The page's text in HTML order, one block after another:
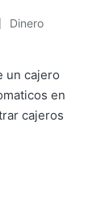
Publicado
Dinero
un cajero
en
cajeros